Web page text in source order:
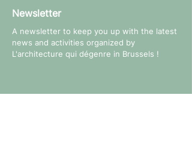
Newsletter
A newsletter to keep you up with the latest
news and activities organized by
L'architecture qui dégenre in Brussels !